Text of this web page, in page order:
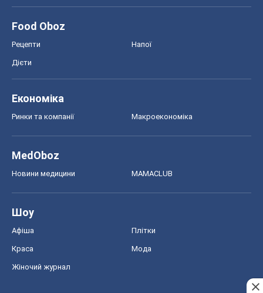
Food Oboz
Рецепти Напої
Дієти
Економіка
Ринки та компанії Макроекономіка
MedOboz
Новини медицини MAMACLUB
Шоу
Афіша Плітки
Краса Мода
Жіночий журнал